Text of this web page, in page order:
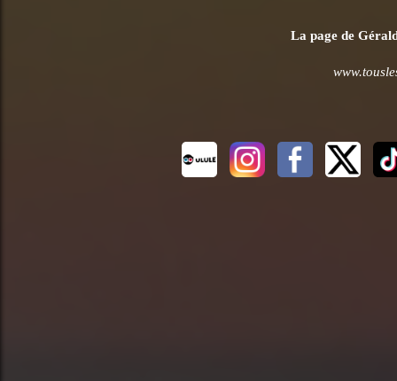
La page de